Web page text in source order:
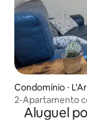
Condomínio ⋅
2-Apartamento
Aluguel